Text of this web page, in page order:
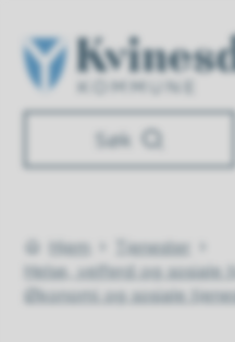
Kvinesdal kommune
Søk
Du er her:
Hjem
Tjenester
Helse, velferd og sosiale
Økonomi og sosiale